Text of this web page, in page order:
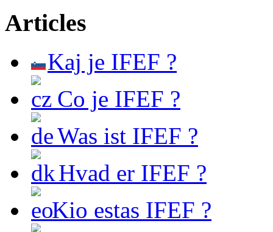
Articles
Kaj je IFEF ?
Co je IFEF ?
Was ist IFEF ?
Hvad er IFEF ?
Kio estas IFEF ?